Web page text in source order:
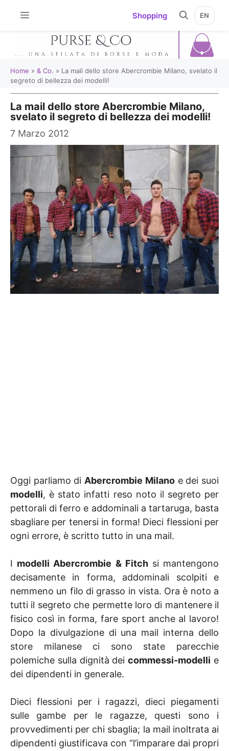
Shopping EN
Home » & Co. » La mail dello store Abercrombie Milano, svelato il
segreto di bellezza dei modelli!
La mail dello store Abercrombie Milano,
svelato il segreto di bellezza dei modelli!
7 Marzo 2012
Oggi parliamo diAbercrombie Milanoe dei suoi
modelli, è stato infatti reso noto il segreto per
pettorali di ferro e addominali a tartaruga, basta
sbagliare per tenersi in forma! Dieci flessioni per
ogni errore, è scritto tutto in una mail.
I modelli Abercrombie & Fitchsi mantengono
decisamente in forma, addominali scolpiti e
nemmeno un filo di grasso in vista. Ora è noto a
tutti il segreto che permette loro di mantenere il
fisico così in forma, fare sport anche al lavoro!
Dopo la divulgazione di una mail interna dello
store milanese ci sono state parecchie
polemiche sulla dignità deicommessi-modelli e
dei dipendenti in generale.
Dieci flessioni per i ragazzi, dieci piegamenti
sulle gambe per le ragazze, questi sono i
provvedimenti per chi sbaglia; la mail inoltrata ai
dipendenti giustificava con “l’imparare dai propri